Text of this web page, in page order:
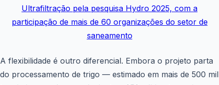
Ultrafiltração pela pesquisa Hydro 2025, com a
participação de mais de 60 organizações do setor de
saneamento
A flexibilidade é outro diferencial. Embora o projeto parta
do processamento de trigo — estimado em mais de 500 mil